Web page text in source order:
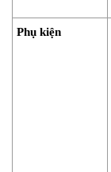
Phụ kiện